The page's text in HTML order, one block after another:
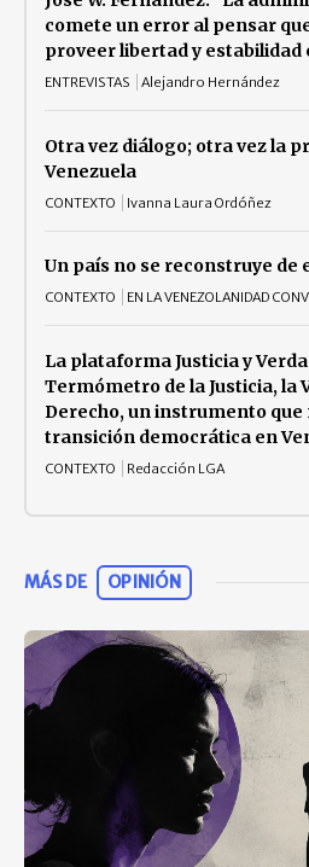
comete un error al pensar
proveer libertad y estabilidad
ENTREVISTAS Alejandro Hernández
Otra vez diálogo; otra vez la
Venezuela
CONTEXTO Ivanna Laura Ordóñez
Un país no se reconstruye de
CONTEXTO EN LA VENEZOLANIDAD
La plataforma Justicia y
Termómetro de la Justicia, la
Derecho, un instrumento que
transición democrática en
CONTEXTO Redacción LGA
MÁS DE OPINIÓN